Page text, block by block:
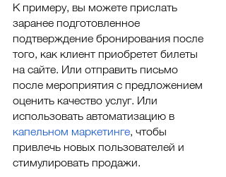
К примеру, вы можете прислать
заранее подготовленное
подтверждение бронирования после
того, как клиент приобретет билеты
на сайте. Или отправить письмо
после мероприятия с предложением
оценить качество услуг. Или
использовать автоматизацию в
капельном маркетинге, чтобы
привлечь новых пользователей и
стимулировать продажи.